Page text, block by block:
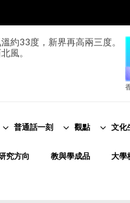
約33度，新界再高兩三度。
風。
普通話一刻 觀點 文化
究方向 教與學成品 大學